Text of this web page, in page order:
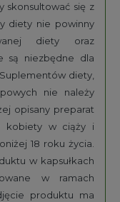
skonsultować się z
diety nie powinny
diety oraz
są niezbędne dla
diety,
nie należy
opisany preparat
kobiety w ciąży i
18 roku życia.
w kapsułkach
w ramach
produktu ma